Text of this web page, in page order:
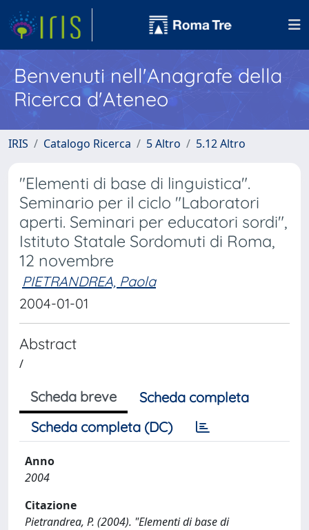
Benvenuti nell'Anagrafe della
Ricerca d'Ateneo
IRIS Catalogo Ricerca 5 Altro 5.12 Altro
"Elementi di base di linguistica".
Seminario per il ciclo "Laboratori
aperti. Seminari per educatori sordi",
Istituto Statale Sordomuti di Roma,
12 novembre
PIETRANDREA, Paola
2004-01-01
Abstract
/
Scheda breve
Scheda completa
Scheda completa (DC)
Anno
2004
Citazione
Pietrandrea, P. (2004). "Elementi di base di